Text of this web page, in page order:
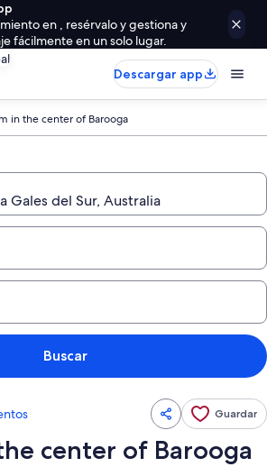
en , resérvalo y gestiona y
fácilmente en un solo lugar.
Descargar app
in the center of Barooga
Buscar
Guardar
center of Barooga